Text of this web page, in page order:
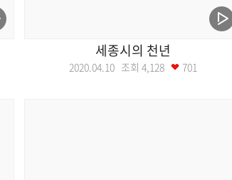
세종시의 천년
2020.04.10 조회 4,128 701